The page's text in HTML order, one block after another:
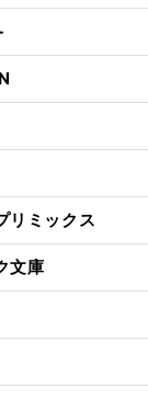
リミックス
文庫